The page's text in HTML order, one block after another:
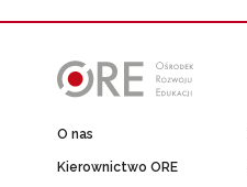
O nas
Kierownictwo ORE